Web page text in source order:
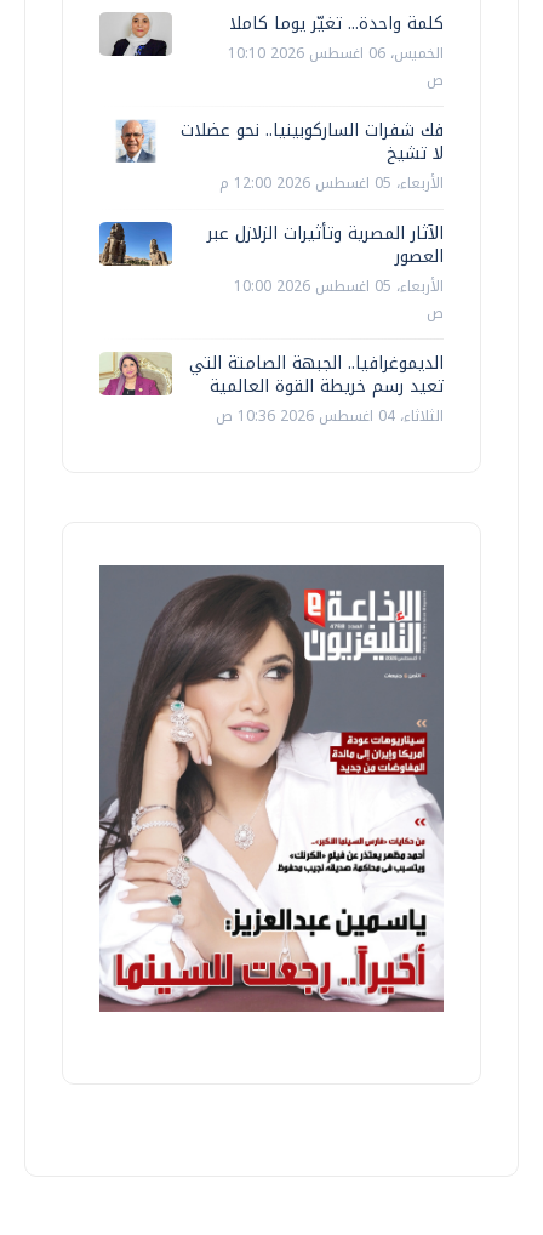
كلمة واحدة... تغيّر يوما كاملا
الخميس، 06 اغسطس 2026 10:10
ص
فك شفرات الساركوبينيا.. نحو عضلات
لا تشيخ
الأربعاء، 05 اغسطس 2026 12:00 م
الآثار المصرية وتأثيرات الزلازل عبر
العصور
الأربعاء، 05 اغسطس 2026 10:00
ص
الديموغرافيا.. الجبهة الصامتة التي
تعيد رسم خريطة القوة العالمية
الثلاثاء، 04 اغسطس 2026 10:36 ص